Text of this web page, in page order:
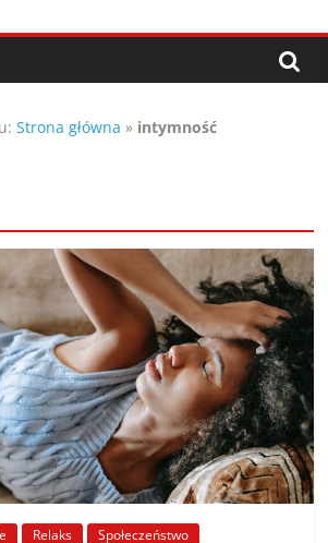
Strona główna » intymność
Relaks
Społeczeństwo